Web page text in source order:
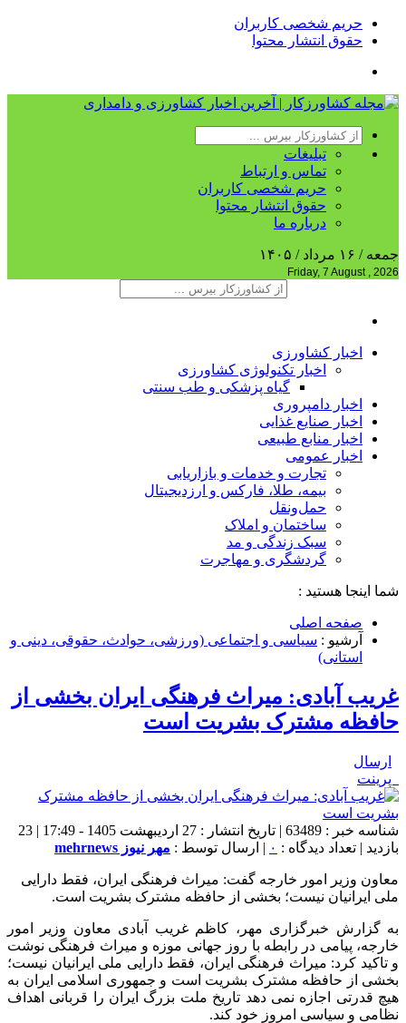
حریم شخصی کاربران
حقوق انتشار محتوا
تبلیغات
تماس و ارتباط
حریم شخصی کاربران
حقوق انتشار محتوا
درباره ما
جمعه / ۱۶ مرداد / ۱۴۰۵
Friday, 7 August , 2026
اخبار کشاورزی
اخبار تکنولوژی کشاورزی
گیاه پزشکی و طب سنتی
اخبار دامپروری
اخبار صنایع غذایی
اخبار منابع طبیعی
اخبار عمومی
تجارت و خدمات و بازاریابی
بیمه، طلا، فارکس و ارزدیجیتال
حمل‌و‌نقل
ساختمان و املاک
سبک زندگی و مد
گردشگری و مهاجرت
شما اینجا هستید :
صفحه اصلی
آرشیو : سیاسی و اجتماعی (ورزشی، حوادث، حقوقی، دینی و
استانی)
غریب آبادی: میراث فرهنگی ایران بخشی از
حافظه مشترک بشریت است
ارسال
پرینت
شناسه خبر : 63489 | تاریخ انتشار : 27 اردیبهشت 1405 - 17:49 | 23
بازدید | تعداد دیدگاه : ۰ | ارسال توسط : مهر نیوز mehrnews
معاون وزیر امور خارجه گفت: میراث فرهنگی ایران، فقط دارایی
ملی ایرانیان نیست؛ بخشی از حافظه مشترک بشریت است.
به گزارش خبرگزاری مهر، کاظم غریب آبادی معاون وزیر امور
خارجه، پیامی در رابطه با روز جهانی موزه و میراث فرهنگی نوشت
و تاکید کرد: میراث فرهنگی ایران، فقط دارایی ملی ایرانیان نیست؛
بخشی از حافظه مشترک بشریت است و جمهوری اسلامی ایران به
هیچ قدرتی اجازه نمی دهد تاریخ ملت بزرگ ایران را قربانی اهداف
نظامی و سیاسی امروز خود کند.